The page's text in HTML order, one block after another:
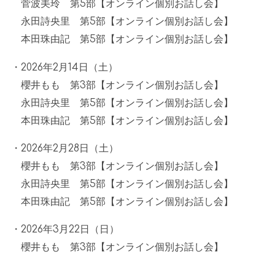
菅波美玲 第5部【オンライン個別お話し会】
永田詩央里 第5部【オンライン個別お話し会】
本田珠由記 第5部【オンライン個別お話し会】
・ 2026年2 月 14 日（土）
櫻井もも 第3部【オンライン個別お話し会】
永田詩央里 第5部【オンライン個別お話し会】
本田珠由記 第5部【オンライン個別お話し会】
・ 2026年2月 28 日（土）
櫻井もも 第3部【オンライン個別お話し会】
永田詩央里 第5部【オンライン個別お話し会】
本田珠由記 第5部【オンライン個別お話し会】
・ 2026年3 月 22日（日）
櫻井もも 第3部【オンライン個別お話し会】